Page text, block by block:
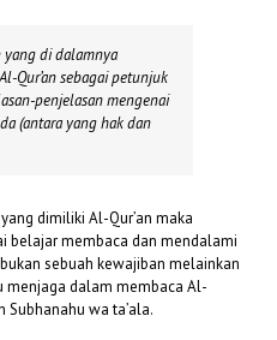
yang di dalamnya
Qur’an sebagai petunjuk
penjelasan mengenai
(antara yang hak dan
dimiliki Al-Qur’an maka
belajar membaca dan mendalami
sebuah kewajiban melainkan
menjaga dalam membaca Al-
Subhanahu wa ta’ala.